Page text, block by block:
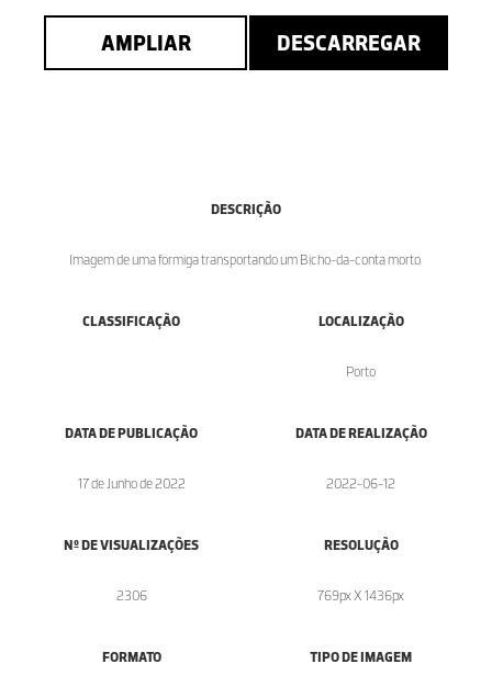
AMPLIAR DESCARREGAR
DESCRIÇÃO
Imagem de uma formiga transportando um Bicho-da-conta morto.
CLASSIFICAÇÃO LOCALIZAÇÃO
Porto
DATA DE PUBLICAÇÃO
17 de Junho de 2022
DATA DE REALIZAÇÃO
2022-06-12
Nº DE VISUALIZAÇÕES
2306
RESOLUÇÃO
769px X 1436px
FORMATO TIPO DE IMAGEM